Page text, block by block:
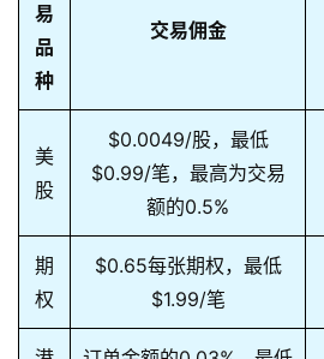
易
品
种
交易佣金
美
股
$0.0049/股，最低
$0.99/笔，最高为交易
额的0.5%
期
权
$0.65每张期权，最低
$1.99/笔